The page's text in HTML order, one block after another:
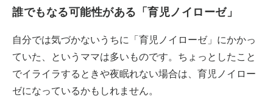
誰でもなる可能性がある「育児ノイローゼ」
自分では気づかないうちに「育児ノイローゼ」にかかっ
ていた、というママは多いものです。ちょっとしたこと
でイライラするときや夜眠れない場合は、育児ノイロー
ゼになっているかもしれません。